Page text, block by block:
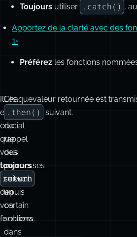
Toujours utiliser .catch() ,
Apportez de la clarté avec des
✨
Préférez les fonctions
Il
est
crucial
que
vous
toujours
return
depuis
vos
fonctions.
Les
fonctions
de
rappel
des
promesses
suivent
un
certain
schéma
dans
Chaquevaleur retournée est
.then() suivant.